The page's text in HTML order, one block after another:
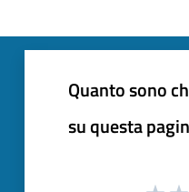
Quanto sono
su questa